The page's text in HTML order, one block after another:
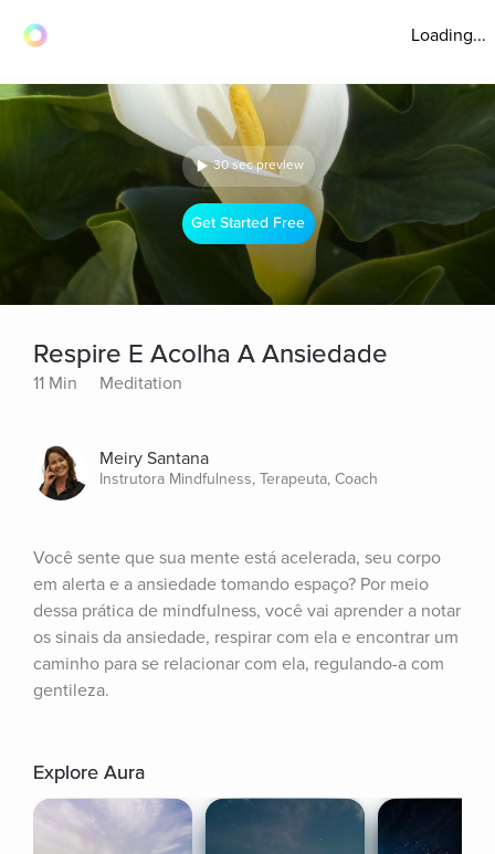
Loading...
30 sec preview
Get Started Free
Respire E Acolha A Ansiedade
11 Min Meditation
Meiry Santana
Instrutora Mindfulness, Terapeuta, Coach
Você sente que sua mente está acelerada, seu corpo
em alerta e a ansiedade tomando espaço? Por meio
dessa prática de mindfulness, você vai aprender a notar
os sinais da ansiedade, respirar com ela e encontrar um
caminho para se relacionar com ela, regulando-a com
gentileza.
Explore Aura